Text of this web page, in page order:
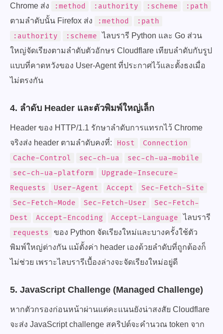
Chrome ส่ง :method :authority :scheme
:path
ตามลำดับนั้น Firefox ส่ง
:method
:path
:authority
:scheme ไลบรารี Python และ Go ส่วน
ใหญ่จัดเรียงตามลำดับตัวอักษร Cloudflare เทียบลำดับกับรูป
แบบที่คาดหวังของ User-Agent ที่ประกาศไว้และตั้งธงเมื่อ
ไม่ตรงกัน
4. ลำดับ Header และตัวพิมพ์ใหญ่เล็ก
Header ของ HTTP/1.1 รักษาลำดับการแทรกไว้ Chrome
จริงส่ง header ตามลำดับคงที่:
Host
Connection
Cache-Control
sec-ch-ua
sec-ch-ua-mobile
sec-ch-ua-platform
Upgrade-Insecure-
Requests
User-Agent Accept
Sec-Fetch-Site
Sec-Fetch-Mode
Sec-Fetch-User
Sec-Fetch-
Dest
Accept-Encoding Accept-Language ไลบรารี
requests
ของ Python จัดเรียงใหม่และบางครั้งใช้ตัว
พิมพ์ใหญ่ต่างกัน แม้ตั้งค่า header เองด้วยลำดับที่ถูกต้องก็
ไม่ช่วย เพราะไลบรารีเบื้องล่างจะจัดเรียงใหม่อยู่ดี
5. JavaScript Challenge (Managed Challenge)
หากตัวกรองก่อนหน้าผ่านแต่คะแนนยังน่าสงสัย Cloudflare
จะส่ง JavaScript challenge สคริปต์จะคำนวณ token จาก